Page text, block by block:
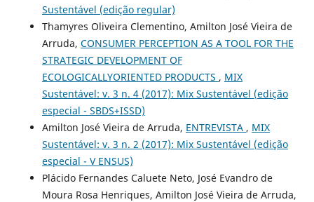
Sustentável (edição regular)
Thamyres Oliveira Clementino, Amilton José Vieira de
Arruda, CONSUMER PERCEPTION AS A TOOL FOR THE
STRATEGIC DEVELOPMENT OF
ECOLOGICALLYORIENTED PRODUCTS , MIX
Sustentável: v. 3 n. 4 (2017): Mix Sustentável (edição
especial - SBDS+ISSD)
Amilton José Vieira de Arruda, ENTREVISTA , MIX
Sustentável: v. 3 n. 2 (2017): Mix Sustentável (edição
especial - V ENSUS)
Plácido Fernandes Caluete Neto, José Evandro de
Moura Rosa Henriques, Amilton José Vieira de Arruda,